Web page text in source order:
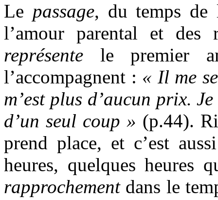
Le passage, du temps de
l’amour parental et des
représente le premier
l’accompagnent : « Il me
m’est plus d’aucun prix.
d’un seul coup » (p.44).
prend place, et c’est
heures, quelques heures
rapprochement dans le